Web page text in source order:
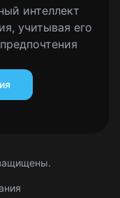
интеллект
учитывая его